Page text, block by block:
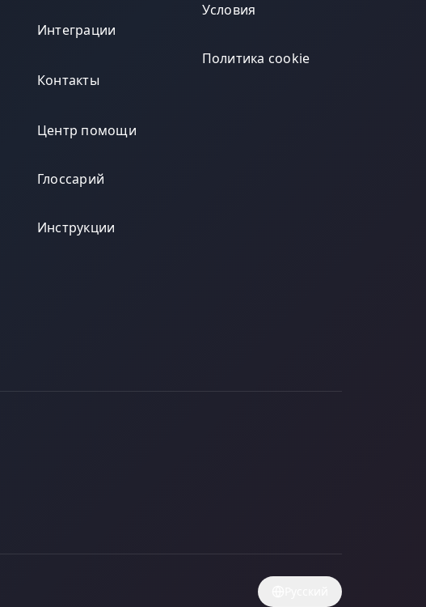
Интеграции
Контакты
Центр помощи
Глоссарий
Инструкции
Условия
Политика cookie